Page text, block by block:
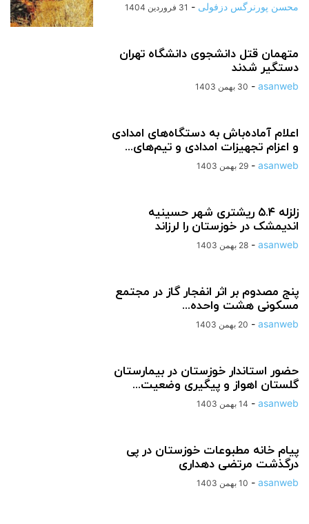
محسن پورنرگس دزفولی - 31 فروردین 1404
متهمان قتل دانشجوی دانشگاه تهران
دستگیر شدند
asanweb
- 30 بهمن 1403
اعلام آماده‌باش به دستگاه‌های امدادی
و اعزام تجهیزات امدادی و تیم‌های...
asanweb
- 29 بهمن 1403
زلزله ۵.۴ ریشتری شهر حسینیه
اندیمشک در خوزستان را لرزاند
asanweb
- 28 بهمن 1403
پنج مصدوم بر اثر انفجار گاز در مجتمع
مسکونی هشت واحده...
asanweb
- 20 بهمن 1403
حضور استاندار خوزستان در بیمارستان
گلستان اهواز و پیگیری وضعیت...
asanweb
- 14 بهمن 1403
پیام خانه مطبوعات خوزستان در پی
درگذشت مرتضی دهداری
asanweb
- 10 بهمن 1403